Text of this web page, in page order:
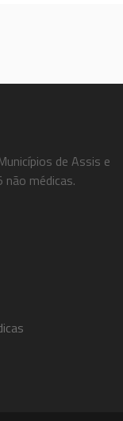
de Assis e
não médicas.